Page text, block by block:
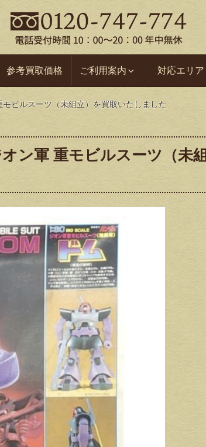
参考買取価格 ご利用案内 対応エリア
ビルスーツ（未組立）を買取いたしました
ン軍 重モビルスーツ（未組